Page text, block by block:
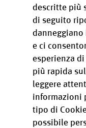
descritte più
di seguito
e ci
esperienza
più rapida
leggere
informazioni
tipo di
possibile